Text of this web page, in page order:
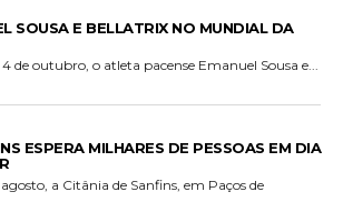
SOUSA E BELLATRIX NO MUNDIAL DA
de outubro, o atleta pacense Emanuel Sousa e...
ESPERA MILHARES DE PESSOAS EM DIA
a Citânia de Sanfins, em Paços de